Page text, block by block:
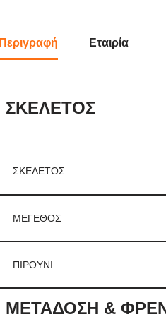
Περιγραφή Εταιρία
ΣΚΕΛΕΤΟΣ
ΣΚΕΛΕΤΟΣ
ΜΕΓΕΘΟΣ
ΠΙΡΟΥΝΙ
ΜΕΤΑΔΟΣΗ &